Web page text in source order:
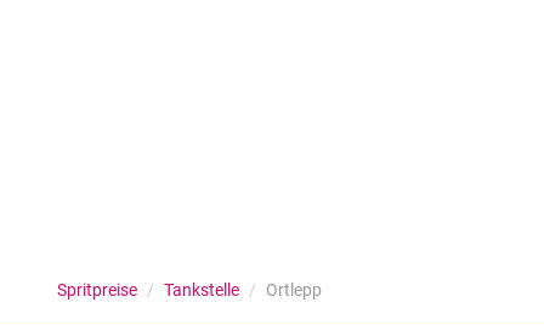
Spritpreise / Tankstelle / Ortlepp